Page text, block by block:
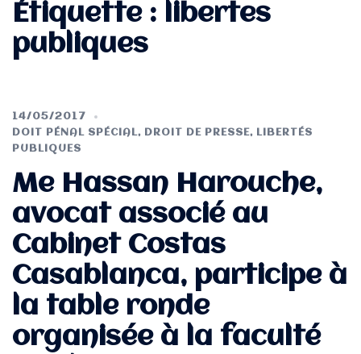
Étiquette : libertes
publiques
14/05/2017
DOIT PÉNAL SPÉCIAL, DROIT DE PRESSE,
LIBERTÉS
PUBLIQUES
Me Hassan Harouche,
avocat associé au
Cabinet Costas
Casablanca, participe à
la table ronde
organisée à la faculté